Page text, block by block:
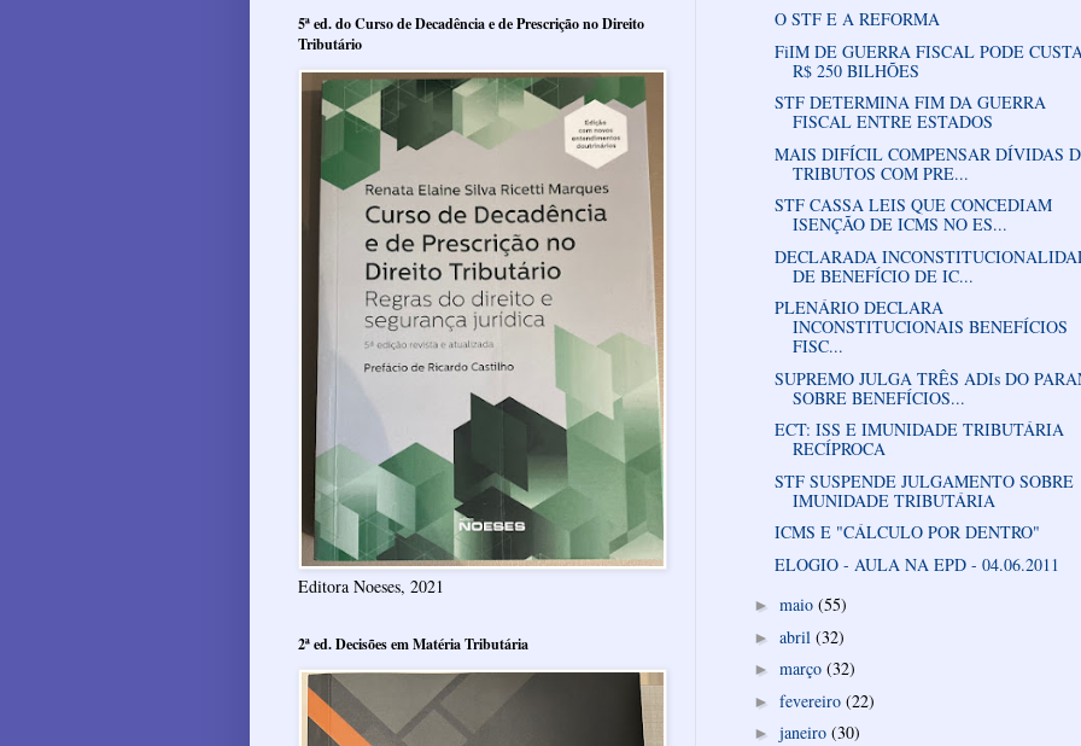
O STF E A REFORMA
FiIM DE GUERRA FISCAL PODE
R$ 250 BILHÕES
STF DETERMINA FIM DA GUERRA
FISCAL ENTRE ESTADOS
MAIS DIFÍCIL COMPENSAR DÍVIDAS
TRIBUTOS COM PRE...
STF CASSA LEIS QUE CONCEDIAM
ISENÇÃO DE ICMS NO ES...
DECLARADA
DE BENEFÍCIO DE IC...
PLENÁRIO DECLARA
INCONSTITUCIONAIS BENEFÍCIOS
FISC...
SUPREMO JULGA TRÊS ADIs DO
SOBRE BENEFÍCIOS...
ECT: ISS E IMUNIDADE TRIBUTÁRIA
RECÍPROCA
STF SUSPENDE JULGAMENTO SOBRE
IMUNIDADE TRIBUTÁRIA
ICMS E "CÁLCULO POR DENTRO"
ELOGIO - AULA NA EPD - 04.06.2011
► maio (55)
► abril (32)
► março (32)
► fevereiro (22)
► janeiro (30)
5ª ed. do Curso de Decadência e de Prescrição no Direito
Tributário
Editora Noeses, 2021
2ª ed. Decisões em Matéria Tributária